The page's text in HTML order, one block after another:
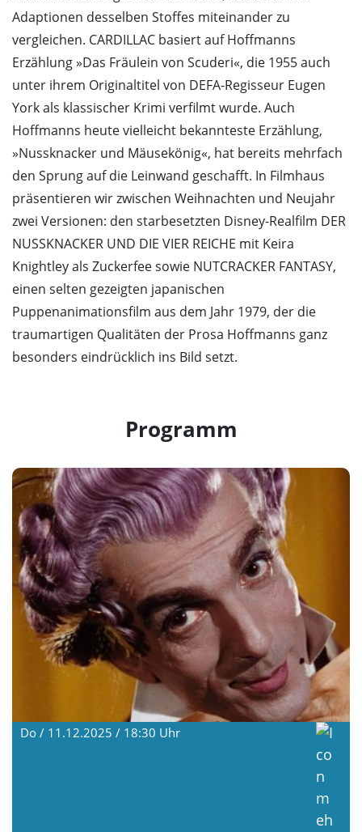
Adaptionen desselben Stoffes miteinander zu
vergleichen. CARDILLAC basiert auf Hoffmanns
Erzählung »Das Fräulein von Scuderi«, die 1955 auch
unter ihrem Originaltitel von DEFA-Regisseur Eugen
York als klassischer Krimi verfilmt wurde. Auch
Hoffmanns heute vielleicht bekannteste Erzählung,
»Nussknacker und Mäusekönig«, hat bereits mehrfach
den Sprung auf die Leinwand geschafft. In Filmhaus
präsentieren wir zwischen Weihnachten und Neujahr
zwei Versionen: den starbesetzten Disney-Realfilm DER
NUSSKNACKER UND DIE VIER REICHE mit Keira
Knightley als Zuckerfee sowie NUTCRACKER FANTASY,
einen selten gezeigten japanischen
Puppenanimationsfilm aus dem Jahr 1979, der die
traumartigen Qualitäten der Prosa Hoffmanns ganz
besonders eindrücklich ins Bild setzt.
Programm
Do / 11.12.2025 / 18:30 Uhr